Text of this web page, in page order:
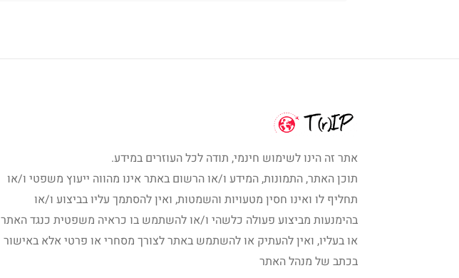
אתר זה הינו לשימוש חינמי, תודה לכל העוזרים במידע.
תוכן האתר, התמונות, המידע ו/או הרשום באתר אינו מהווה ייעוץ משפטי ו/או
תחליף לו ואינו חסין מטעויות והשמטות, ואין להסתמך עליו בביצוע ו/או
בהימנעות מביצוע פעולה כלשהי ו/או להשתמש בו כראיה משפטית כנגד האתר
או בעליו, ואין להעתיק או להשתמש באתר לצורך מסחרי או פרטי אלא באישור
בכתב של מנהל האתר